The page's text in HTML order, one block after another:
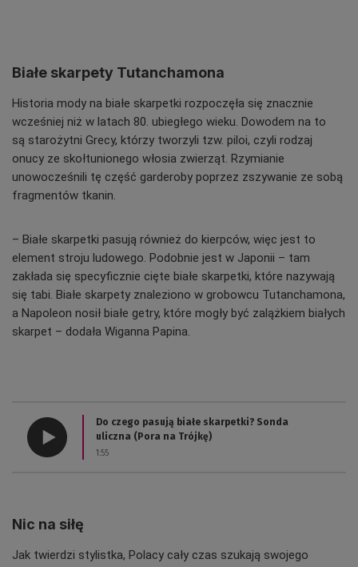
Białe skarpety Tutanchamona
Historia mody na białe skarpetki rozpoczęła się znacznie
wcześniej niż w latach 80. ubiegłego wieku. Dowodem na to
są starożytni Grecy, którzy tworzyli tzw. piloi, czyli rodzaj
onucy ze skołtunionego włosia zwierząt. Rzymianie
unowocześnili tę część garderoby poprzez zszywanie ze sobą
fragmentów tkanin.
– Białe skarpetki pasują również do kierpców, więc jest to
element stroju ludowego. Podobnie jest w Japonii – tam
zakłada się specyficznie cięte białe skarpetki, które nazywają
się tabi. Białe skarpety znaleziono w grobowcu Tutanchamona,
a Napoleon nosił białe getry, które mogły być zalążkiem białych
skarpet – dodała Wiganna Papina.
Do czego pasują białe skarpetki? Sonda
uliczna (Pora na Trójkę)
1:55
Nic na siłę
Jak twierdzi stylistka, Polacy cały czas szukają swojego